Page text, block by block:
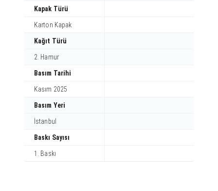
Kapak Türü
Karton Kapak
Kağıt Türü
2. Hamur
Basım Tarihi
Kasım 2025
Basım Yeri
İstanbul
Baskı Sayısı
1. Baskı